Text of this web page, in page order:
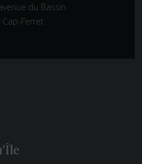
du Bassin
Cap-Ferret